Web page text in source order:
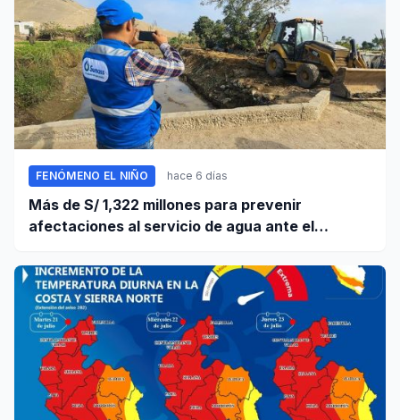
FENÓMENO EL NIÑO hace 6 días
Más de S/ 1,322 millones para prevenir
afectaciones al servicio de agua ante el